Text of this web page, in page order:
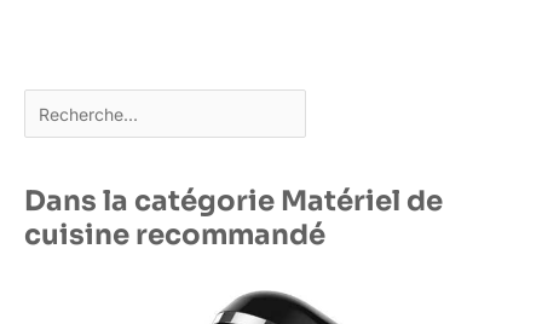
Rechercher
Dans la catégorie Matériel de
cuisine recommandé